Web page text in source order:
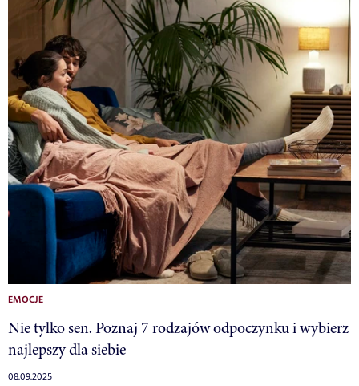
EMOCJE
Nie tylko sen. Poznaj 7 rodzajów odpoczynku i wybierz
najlepszy dla siebie
08.09.2025